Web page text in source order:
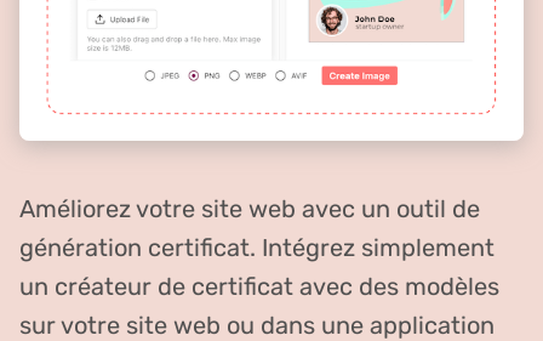
Améliorez votre site web avec un outil de
génération certificat. Intégrez simplement
un créateur de certificat avec des modèles
sur votre site web ou dans une application